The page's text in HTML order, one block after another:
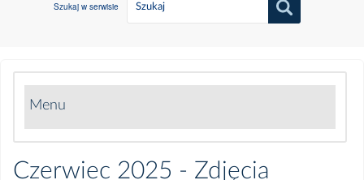
Szukaj w serwisie
Menu
Czerwiec 2025 - Zdjęcia